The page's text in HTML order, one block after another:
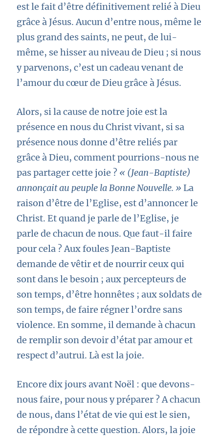
est le fait d’être définitivement relié à Dieu
grâce à Jésus. Aucun d’entre nous, même le
plus grand des saints, ne peut, de lui-
même, se hisser au niveau de Dieu ; si nous
y parvenons, c’est un cadeau venant de
l’amour du cœur de Dieu grâce à Jésus.
Alors, si la cause de notre joie est la
présence en nous du Christ vivant, si sa
présence nous donne d’être reliés par
grâce à Dieu, comment pourrions-nous ne
pas partager cette joie ? « (Jean-Baptiste)
annonçait au peuple la Bonne Nouvelle. » La
raison d’être de l’Eglise, est d’annoncer le
Christ. Et quand je parle de l’Eglise, je
parle de chacun de nous. Que faut-il faire
pour cela ? Aux foules Jean-Baptiste
demande de vêtir et de nourrir ceux qui
sont dans le besoin ; aux percepteurs de
son temps, d’être honnêtes ; aux soldats de
son temps, de faire régner l’ordre sans
violence. En somme, il demande à chacun
de remplir son devoir d’état par amour et
respect d’autrui. Là est la joie.
Encore dix jours avant Noël : que devons-
nous faire, pour nous y préparer ? A chacun
de nous, dans l’état de vie qui est le sien,
de répondre à cette question. Alors, la joie